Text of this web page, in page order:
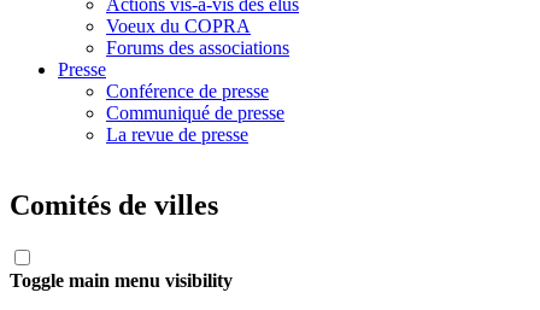
Actions vis-à-vis des élus
Voeux du COPRA
Forums des associations
Presse
Conférence de presse
Communiqué de presse
La revue de presse
Comités de villes
Toggle main menu visibility